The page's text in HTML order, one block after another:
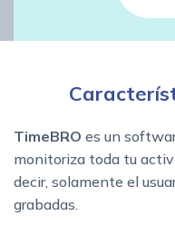
TimeBRO es un
monitoriza toda tu
decir, solamente el
grabadas.